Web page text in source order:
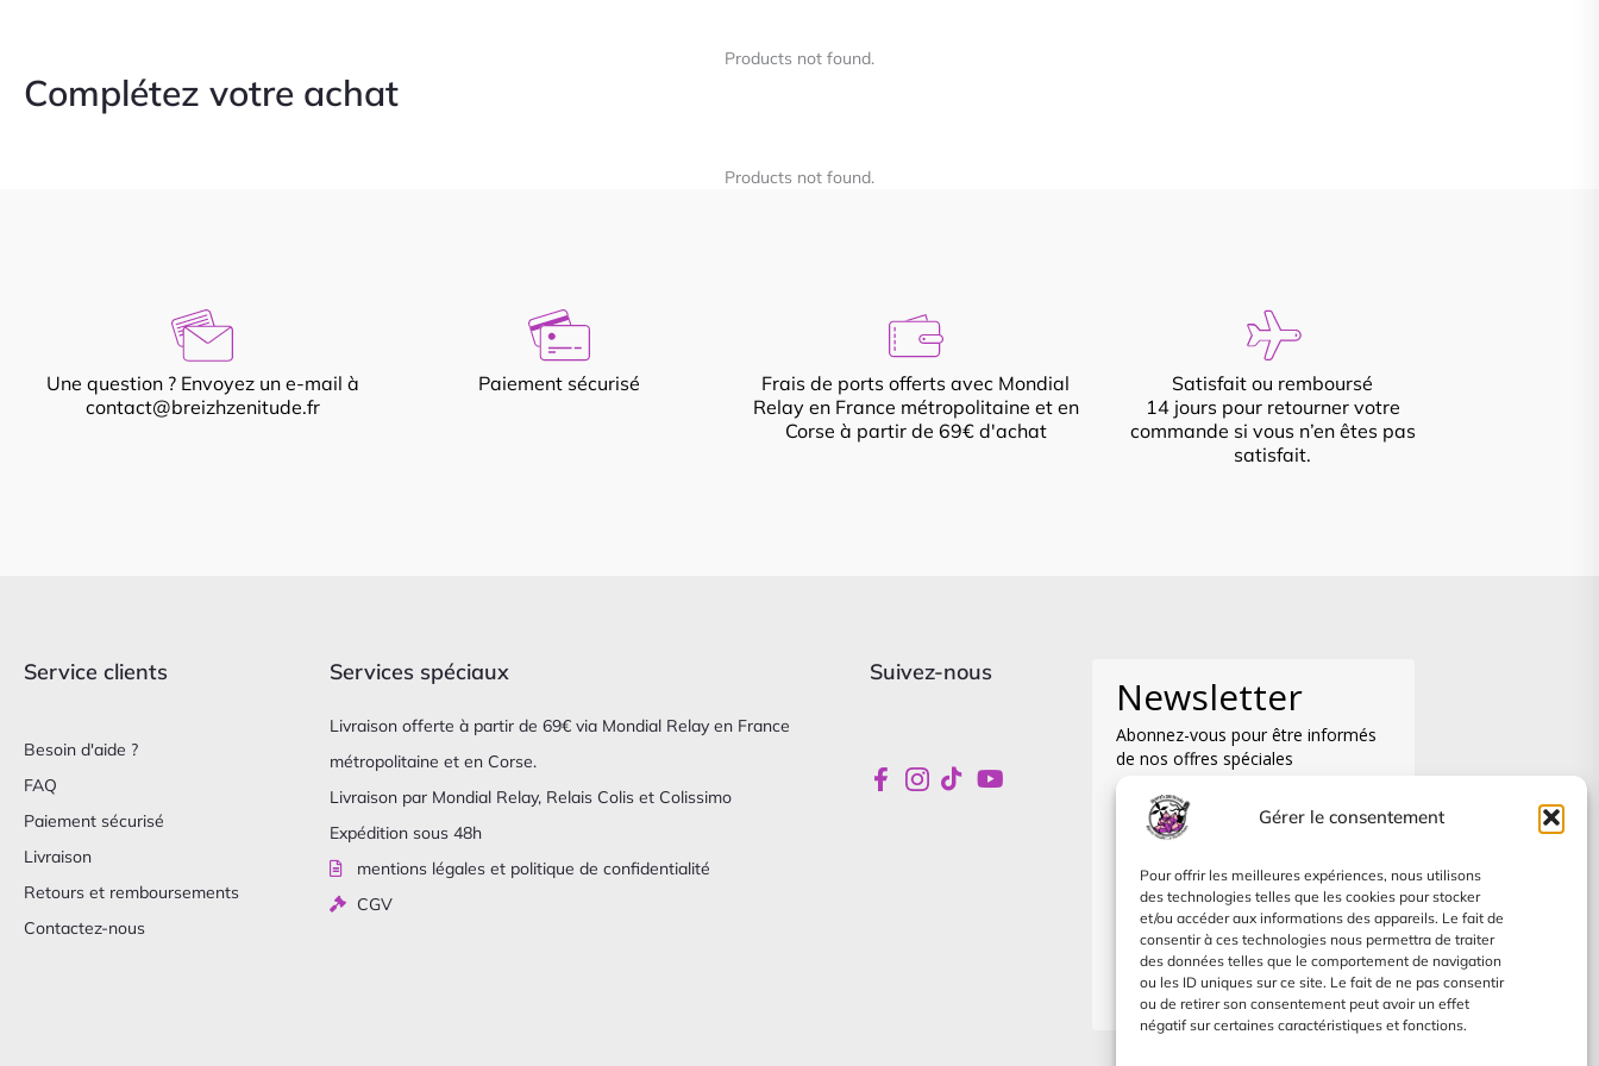
Gérer le consentement
Pour offrir les meilleures expériences, nous utilisons
des technologies telles que les cookies pour stocker
et/ou accéder aux informations des appareils. Le fait de
consentir à ces technologies nous permettra de traiter
des données telles que le comportement de navigation
ou les ID uniques sur ce site. Le fait de ne pas consentir
ou de retirer son consentement peut avoir un effet
négatif sur certaines caractéristiques et fonctions.
Products not found.
Complétez votre achat
Products not found.
Une question ? Envoyez un e-mail à
contact@breizhzenitude.fr
Paiement sécurisé
Frais de ports offerts avec Mondial
Relay en France métropolitaine et en
Corse à partir de 69€ d'achat
Satisfait ou remboursé
14 jours pour retourner votre
commande si vous n’en êtes pas
satisfait.
Service clients
Besoin d'aide ?
FAQ
Paiement sécurisé
Livraison
Retours et remboursements
Contactez-nous
Services spéciaux
Livraison offerte à partir de 69€ via Mondial Relay en France
métropolitaine et en Corse.
Livraison par Mondial Relay, Relais Colis et Colissimo
Expédition sous 48h
mentions légales et politique de confidentialité
CGV
Suivez-nous
Newsletter
Abonnez-vous pour être informés
de nos offres spéciales
Je m'abonne à la newsletter, je
pourrai me désinscrire à tout
moment.
S'inscrire